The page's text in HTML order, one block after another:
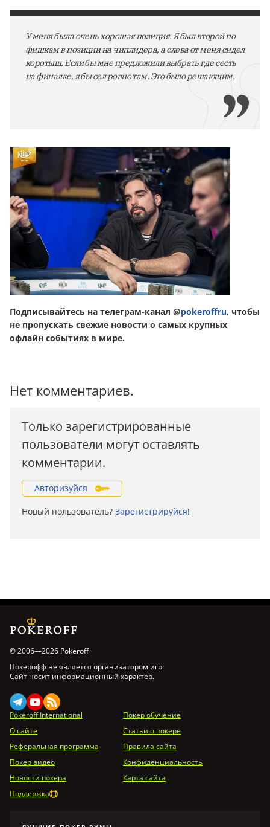
У меня была очень хорошая позиция. Я был второй по
фишкам в позиции на чиплидера, а слева от меня сидел
коротыш. Если бы мне предложили выбрать где сесть
на финалке, я бы сел ровно там. Это было решающим.
Подписывайтесь на телеграм-канал @pokeroffru, чтобы
не пропускать свежие новости о самых крупных
офлайн событиях в мире.
Нет комментариев.
Только зарегистрированные
пользователи могут оставлять
комментарии.
Авторизуйся
Новый пользователь? Зарегистрируйся!
© 2006—2026 Pokeroff
Покерофф не является организатором игр.
Сайт носит информационный характер.
Pokeroff International
Покер обучение
О сайте
Статьи о покере
Реферальная программа
Правила сайта
Покер видео
Конфиденциальность
Новости покера
Карта сайта
Поддержка